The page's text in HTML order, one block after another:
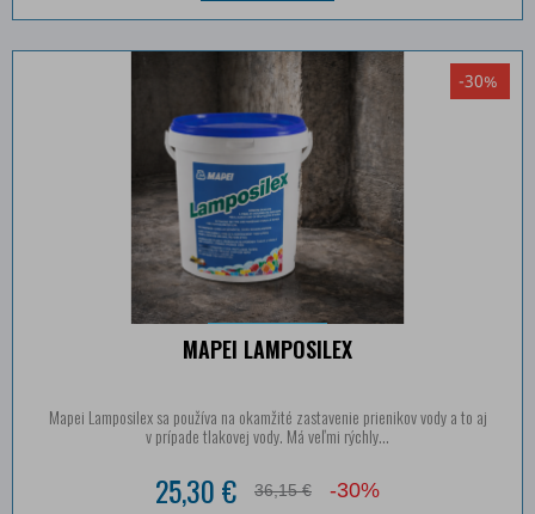
MAPEI LAMPOSILEX
Mapei Lamposilex sa používa na okamžité zastavenie prienikov vody a to aj
v prípade tlakovej vody. Má veľmi rýchly...
25,30 € 36,15 € -30%
-30%